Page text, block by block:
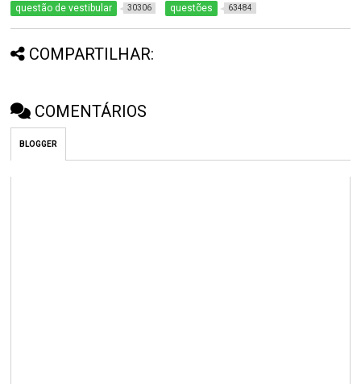
questão de vestibular 30306 questões 63484
COMPARTILHAR:
COMENTÁRIOS
BLOGGER